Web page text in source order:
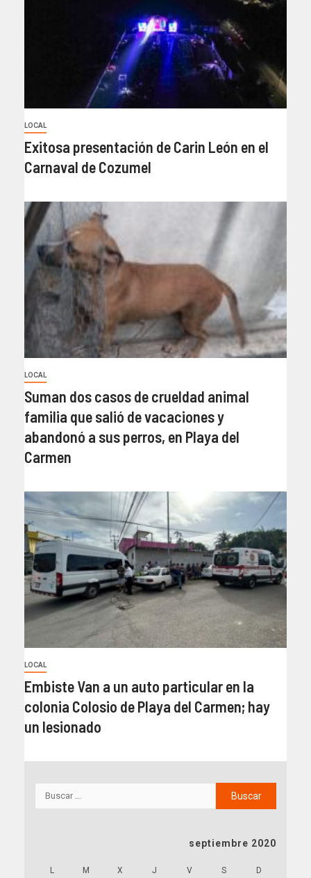
LOCAL
Exitosa presentación de Carin León en el
Carnaval de Cozumel
LOCAL
Suman dos casos de crueldad animal
familia que salió de vacaciones y
abandonó a sus perros, en Playa del
Carmen
LOCAL
Embiste Van a un auto particular en la
colonia Colosio de Playa del Carmen; hay
un lesionado
septiembre 2020
L M X J V S D